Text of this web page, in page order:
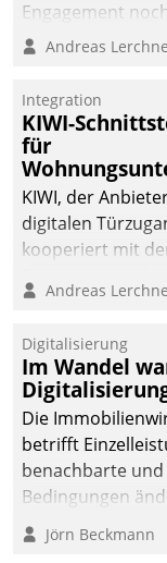
Engagement
von
und
ein.
Andreas
Integration
KIWI-
für
KIWI, der
digitalen
kooperiert mit
Andreas
Digitalisierung
Im Wandel
Die
betrifft
benachbarte
Bedingungen
technisch die
fürs Wachsen
Jörn Beckmann